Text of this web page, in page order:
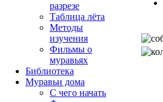
разрезе
Таблица лёта
Методы
изучения
Фильмы о
муравьях
Библиотека
Муравьи дома
С чего начать